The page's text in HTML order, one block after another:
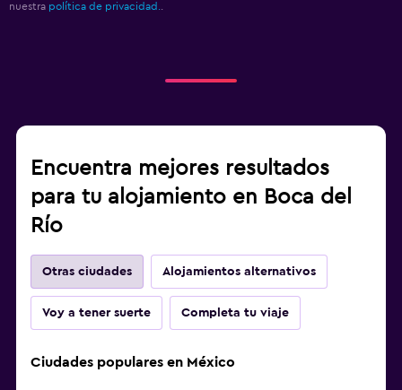
nuestra política de privacidad.
Encuentra mejores resultados
para tu alojamiento en Boca del
Río
Otras ciudades Alojamientos alternativos
Voy a tener suerte Completa tu viaje
Ciudades populares en México